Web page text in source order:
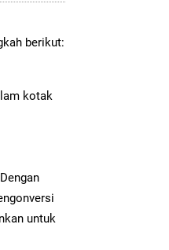
berikut:
kotak
untuk